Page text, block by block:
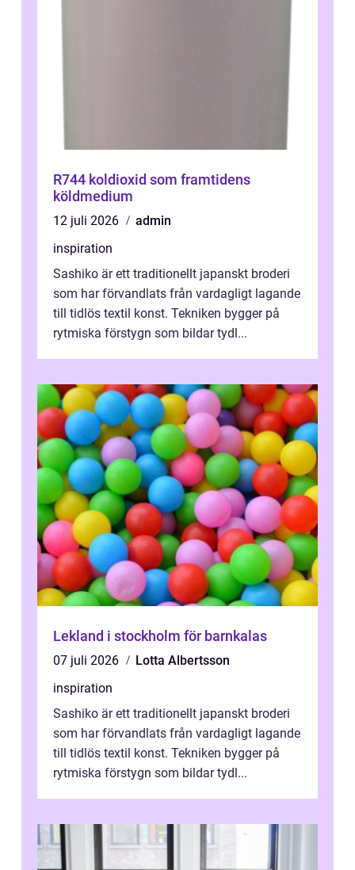
R744 koldioxid som framtidens
köldmedium
12 juli 2026
admin
inspiration
Sashiko är ett traditionellt japanskt broderi
som har förvandlats från vardagligt lagande
till tidlös textil konst. Tekniken bygger på
rytmiska förstygn som bildar tydl...
Lekland i stockholm för barnkalas
07 juli 2026
Lotta Albertsson
inspiration
Sashiko är ett traditionellt japanskt broderi
som har förvandlats från vardagligt lagande
till tidlös textil konst. Tekniken bygger på
rytmiska förstygn som bildar tydl...